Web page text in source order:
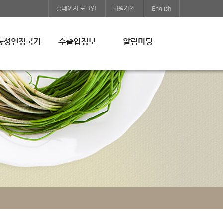
홈페이지 로그인 회원가입 English
성인정국가
다
유기가공식품인
회
수출입정보
미국
EU
일본
중국
기타국가
알림마당
친환경 농업자료